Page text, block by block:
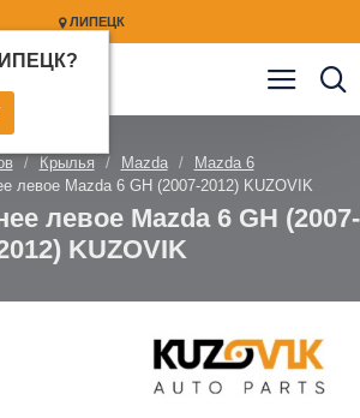
ЛИПЕЦК
?
Крылья Mazda
Mazda 6
левое Mazda 6 GH (2007-2012) KUZOVIK
левое Mazda 6 GH (2007-
KUZOVIK